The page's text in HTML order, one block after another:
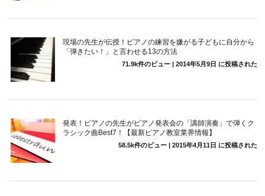
現場の先生が伝授！ピアノの練習を嫌がる子どもに自分から
「弾きたい！」と言わせる13の方法
71.9k件のビュー| 2014年5月9日 に投稿された
発表！ピアノの先生がピアノ発表会の「講師演奏」で弾くク
ラシック曲Best7！【最新ピアノ教室業界情報】
58.5k件のビュー| 2015年4月11日 に投稿された